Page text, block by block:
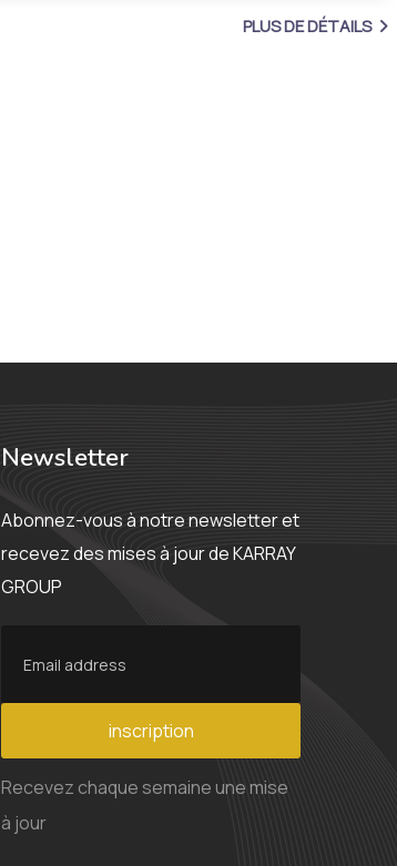
PLUS DE DÉTAILS
Newsletter
Abonnez-vous à notre newsletter et
recevez des mises à jour de KARRAY
GROUP
inscription
Recevez chaque semaine une mise
à jour